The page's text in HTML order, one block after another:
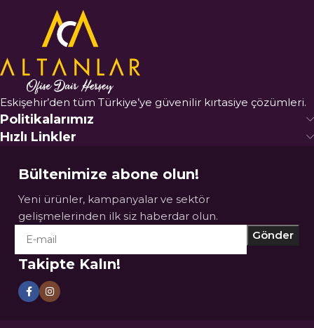
Eskişehir’den tüm Türkiye’ye güvenilir kırtasiye çözümleri.
Politikalarımız
Hızlı Linkler
Bültenimize abone olun!
Yeni ürünler, kampanyalar ve sektör
gelişmelerinden ilk siz haberdar olun.
Takipte Kalın!